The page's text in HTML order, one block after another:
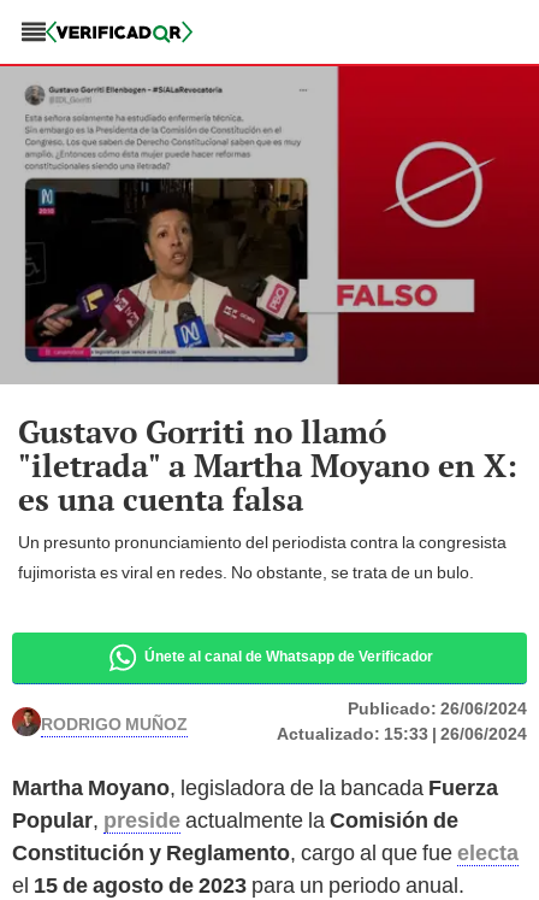
Gustavo Gorriti no llamó
"iletrada" a Martha Moyano en X:
es una cuenta falsa
Un presunto pronunciamiento del periodista contra la congresista
fujimorista es viral en redes. No obstante, se trata de un bulo.
Únete al canal de Whatsapp de Verificador
RODRIGO MUÑOZ Publicado: 26/06/2024
Actualizado: 15:33 | 26/06/2024
Martha Moyano, legisladora de la bancada Fuerza
Popular, presideactualmente laComisión de
Constitución y Reglamento, cargo al que fueelecta
el 15 de agosto de 2023 para un periodo anual.